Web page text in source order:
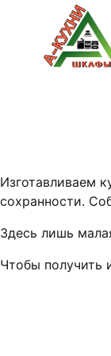
Изготавливаем
сохранности.
Здесь лишь
Чтобы получить